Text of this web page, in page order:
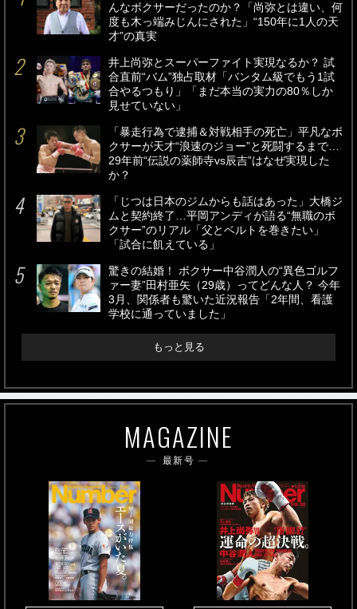
んなボクサーだったのか？「尚弥とは違い、何
度も木っ端みじんにされた」“150年に1人の天
才”の真実
井上尚弥とスーパーファイト実現なるか？ 試
合直前“バム”独占取材「バンタム級でもう1試
合やるつもり」「まだ本当の実力の80％しか
見せていない」
「暴走行為で逮捕＆対戦相手の死亡」平凡なボ
クサーが天才“浪速のジョー”と死闘するまで…
29年前“伝説の薬師寺vs辰吉”はなぜ実現した
か？
「じつは日本のジムからも話はあった」大橋ジ
ムと契約終了…平岡アンディが語る“無職のボ
クサー”のリアル「父とベルトを巻きたい」
「試合に飢えている」
驚きの結婚！ ボクサー中谷潤人の“異色ゴルフ
ァー妻”田村亜矢（29歳）ってどんな人？ 今年
3月、関係者も驚いた近況報告「2年間、看護
学校に通っていました」
もっと見る
MAGAZINE
最新号